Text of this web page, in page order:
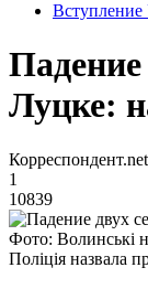
Падение
Луцке:
1
10839
Фото: Волинські
Поліція назвала